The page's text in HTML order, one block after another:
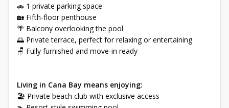
🚗 1 private parking space
🏡 Fifth-floor penthouse
🌴 Balcony overlooking the pool
🌅 Private terrace, perfect for relaxing or entertaining
🪑 Fully furnished and move-in ready
Living in Cana Bay means enjoying:
🏖️ Private beach club with exclusive access